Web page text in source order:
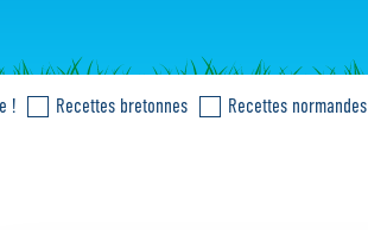
! Recettes bretonnes Recettes normandes